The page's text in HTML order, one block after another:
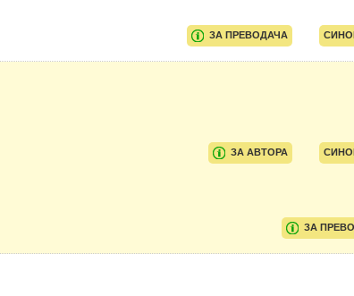
ЗА ПРЕВОДАЧА
ЗА АВТОРА
ЗА